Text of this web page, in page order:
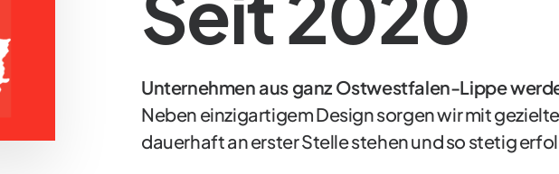
Unternehmen aus ganz Ostwestfalen-Lippe
Neben einzigartigem Design sorgen wir mit
dauerhaft an erster Stelle stehen und so stetig